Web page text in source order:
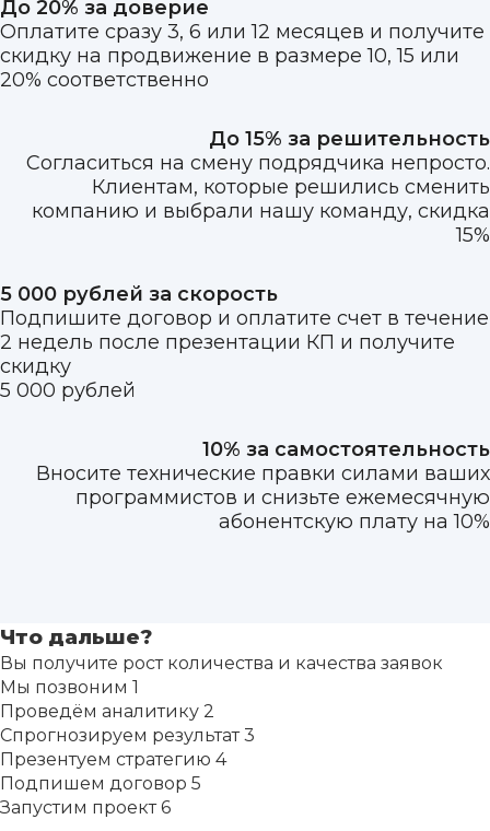
До 20% за доверие
Оплатите сразу 3, 6 или 12 месяцев и получите
скидку на продвижение в размере 10, 15 или
20% соответственно
До 15% за решительность
Согласиться на смену подрядчика непросто.
Клиентам, которые решились сменить
компанию и выбрали нашу команду, скидка
15%
5 000 рублей за скорость
Подпишите договор и оплатите счет в течение
2 недель после презентации КП и получите
скидку
5 000 рублей
10% за самостоятельность
Вносите технические правки силами ваших
программистов и снизьте ежемесячную
абонентскую плату на 10%
Что дальше?
Вы получите рост количества и качества заявок
Мы позвоним 1
Проведём аналитику 2
Спрогнозируем результат3
Презентуем стратегию 4
Подпишем договор 5
Запустим проект6